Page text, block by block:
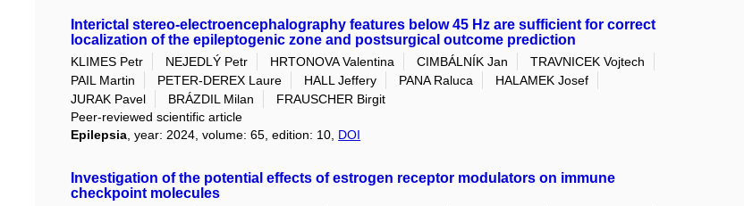
Interictal stereo-electroencephalography features below 45 Hz are sufficient for correct
localization of the epileptogenic zone and postsurgical outcome prediction
KLIMES Petr NEJEDLÝ Petr HRTONOVA Valentina CIMBÁLNÍK Jan
TRAVNICEK Vojtech
PAIL Martin
PETER-DEREX Laure HALL Jeffery PANA Raluca
HALAMEK Josef
JURAK Pavel
BRÁZDIL Milan
FRAUSCHER Birgit
Peer-reviewed scientific article
Epilepsia, year: 2024, volume: 65, edition: 10, DOI
Investigation of the potential effects of estrogen receptor modulators on immune
checkpoint molecules